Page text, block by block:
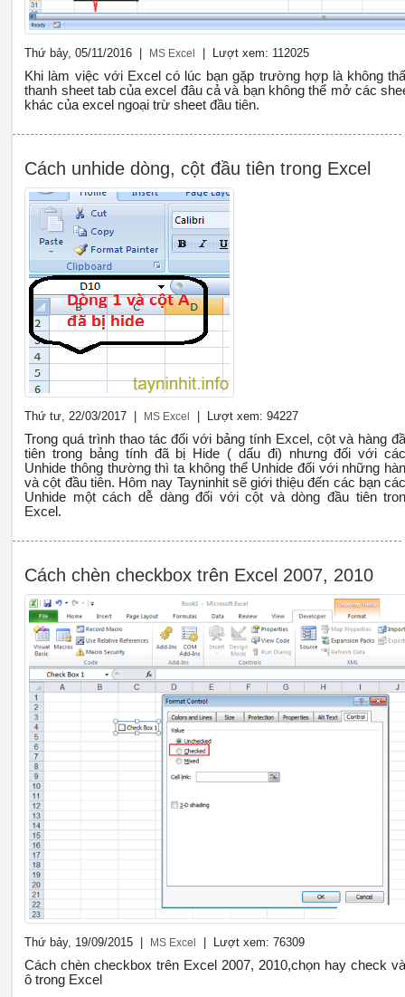
Thứ bảy, 05/11/2016 | MS Excel | Lượt xem: 112025
Khi làm việc với Excel có lúc bạn gặp trường hợp là không
thanh sheet tab của excel đâu cả và bạn không thể mở các
khác của excel ngoại trừ sheet đầu tiên.
Cách unhide dòng, cột đầu tiên trong Excel
Thứ tư, 22/03/2017 | MS Excel | Lượt xem: 94227
Trong quá trình thao tác đối với bảng tính Excel, cột và hàng
tiên trong bảng tính đã bị Hide ( dấu đi) nhưng đối với
Unhide thông thường thì ta không thể Unhide đối với những
và cột đầu tiên. Hôm nay Tayninhit sẽ giới thiệu đến các bạn
Unhide một cách dễ dàng đối với cột và dòng đầu tiên
Excel.
Cách chèn checkbox trên Excel 2007, 2010
Thứ bảy, 19/09/2015 | MS Excel | Lượt xem: 76309
Cách chèn checkbox trên Excel 2007, 2010,chọn hay check
ô trong Excel